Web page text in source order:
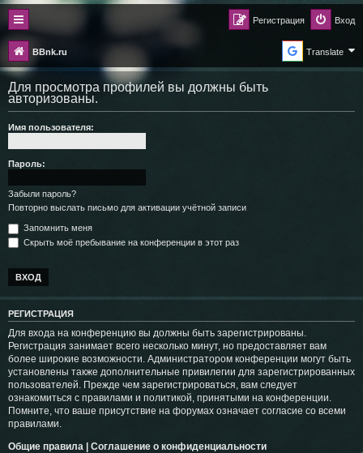
Вход
Регистрация
BBnk.ru Translate
Для просмотра профилей вы должны быть
авторизованы.
Имя пользователя:
Пароль:
Забыли пароль?
Повторно выслать письмо для активации учётной записи
Запомнить меня
Скрыть моё пребывание на конференции в этот раз
РЕГИСТРАЦИЯ
Для входа на конференцию вы должны быть зарегистрированы.
Регистрация занимает всего несколько минут, но предоставляет вам
более широкие возможности. Администратором конференции могут быть
установлены также дополнительные привилегии для зарегистрированных
пользователей. Прежде чем зарегистрироваться, вам следует
ознакомиться с правилами и политикой, принятыми на конференции.
Помните, что ваше присутствие на форумах означает согласие со всеми
правилами.
Общие правила | Соглашение о конфиденциальности